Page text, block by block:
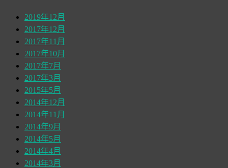
2019年12月
2017年12月
2017年11月
2017年10月
2017年7月
2017年3月
2015年5月
2014年12月
2014年11月
2014年9月
2014年5月
2014年4月
2014年3月